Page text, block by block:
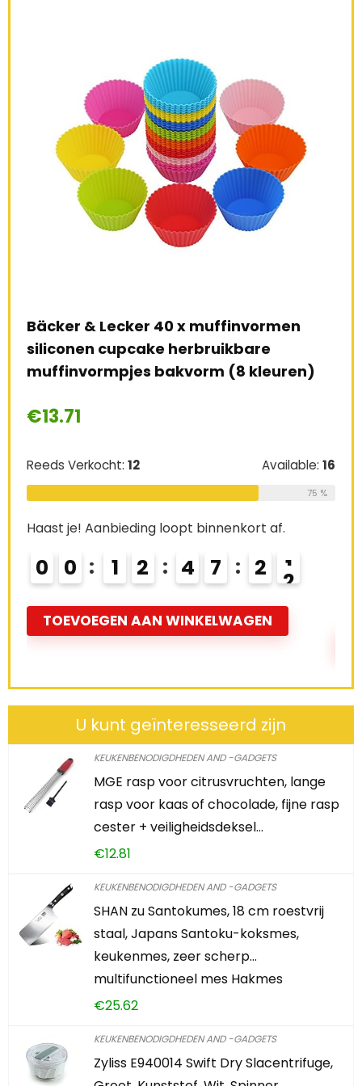
Bäcker & Lecker 40 x muffinvormen
siliconen cupcake herbruikbare
muffinvormpjes bakvorm (8 kleuren)
€13.71
Reeds Verkocht: 12 Available: 16
75 %
Haast je! Aanbieding loopt binnenkort af.
0 0 1 2 4 7 2
0
1
TOEVOEGEN AAN WINKELWAGEN
U kunt geïnteresseerd zijn
KEUKENBENODIGDHEDEN AND -GADGETS
MGE rasp voor citrusvruchten, lange
rasp voor kaas of chocolade, fijne rasp
cester + veiligheidsdeksel…
€12.81
KEUKENBENODIGDHEDEN AND -GADGETS
SHAN zu Santokumes, 18 cm roestvrij
staal, Japans Santoku-koksmes,
keukenmes, zeer scherp…
multifunctioneel mes Hakmes
€25.62
KEUKENBENODIGDHEDEN AND -GADGETS
Zyliss E940014 Swift Dry Slacentrifuge,